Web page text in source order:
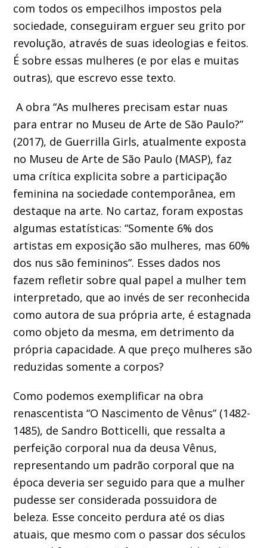
com todos os empecilhos impostos pela
sociedade, conseguiram erguer seu grito por
revolução, através de suas ideologias e feitos.
É sobre essas mulheres (e por elas e muitas
outras), que escrevo esse texto.
A obra “As mulheres precisam estar nuas
para entrar no Museu de Arte de São Paulo?”
(2017), de Guerrilla Girls, atualmente exposta
no Museu de Arte de São Paulo (MASP), faz
uma crítica explicita sobre a participação
feminina na sociedade contemporânea, em
destaque na arte. No cartaz, foram expostas
algumas estatísticas: “Somente 6% dos
artistas em exposição são mulheres, mas 60%
dos nus são femininos”. Esses dados nos
fazem refletir sobre qual papel a mulher tem
interpretado, que ao invés de ser reconhecida
como autora de sua própria arte, é estagnada
como objeto da mesma, em detrimento da
própria capacidade. A que preço mulheres são
reduzidas somente a corpos?
Como podemos exemplificar na obra
renascentista “O Nascimento de Vênus” (1482-
1485), de Sandro Botticelli, que ressalta a
perfeição corporal nua da deusa Vênus,
representando um padrão corporal que na
época deveria ser seguido para que a mulher
pudesse ser considerada possuidora de
beleza. Esse conceito perdura até os dias
atuais, que mesmo com o passar dos séculos